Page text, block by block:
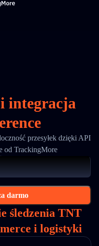
integracja
przesyłek dzięki API
od TrackingMore
darmo
śledzenia TNT
i logistyki